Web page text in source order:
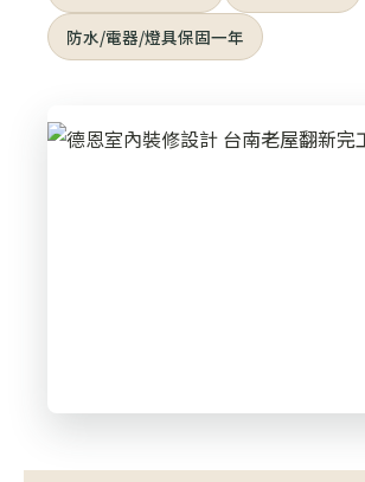
防水/電器/燈具保固一年